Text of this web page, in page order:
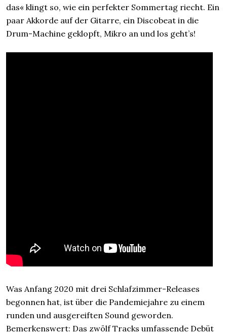
das« klingt so, wie ein perfekter Sommertag riecht. Ein
paar Akkorde auf der Gitarre, ein Discobeat in die
Drum-Machine geklopft, Mikro an und los geht’s!
Was Anfang 2020 mit drei Schlafzimmer-Releases
begonnen hat, ist über die Pandemiejahre zu einem
runden und ausgereiften Sound geworden.
Bemerkenswert: Das zwölf Tracks umfassende Debüt